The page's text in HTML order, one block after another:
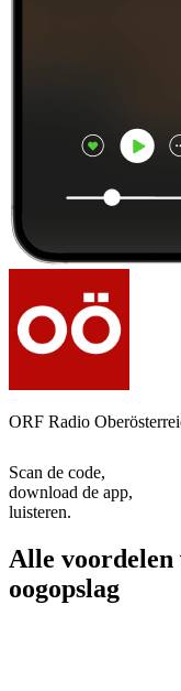
ORF Radio
Scan de code,
download de app,
luisteren.
Alle voordelen
oogopslag